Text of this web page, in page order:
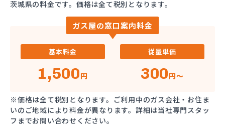
茨城県の料金です。価格は全て税別となります。
ガス屋の窓口案内料金
基本料金
1,500円
従量単価
300円～
※価格は全て税別となります。ご利用中のガス会社・お住ま
いのご地域により料金が異なります。詳細は当社専門スタッ
フまでお問い合わせください。